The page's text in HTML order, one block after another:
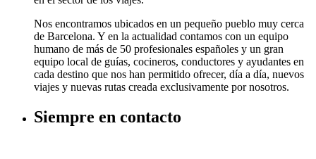
Nos encontramos ubicados en un pequeño pueblo muy cerca
de Barcelona. Y en la actualidad contamos con un equipo
humano de más de 50 profesionales españoles y un gran
equipo local de guías, cocineros, conductores y ayudantes en
cada destino que nos han permitido ofrecer, día a día, nuevos
viajes y nuevas rutas creada exclusivamente por nosotros.
Siempre en contacto